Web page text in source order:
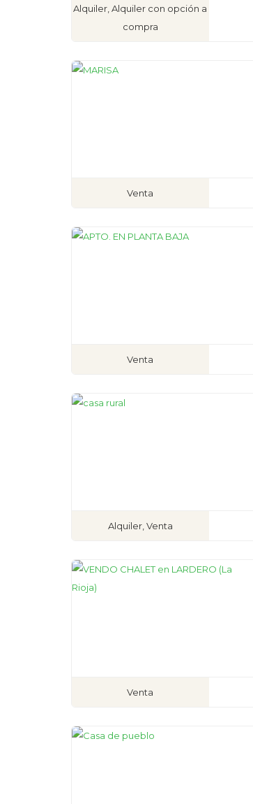
Alquiler, Alquiler con opción a
compra
Venta
Venta
Alquiler, Venta
Venta